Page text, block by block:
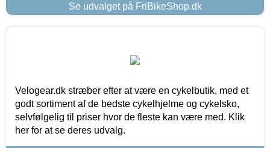
Se udvalget på FriBikeShop.dk
Velogear.dk stræber efter at være en cykelbutik, med et
godt sortiment af de bedste cykelhjelme og cykelsko,
selvfølgelig til priser hvor de fleste kan være med. Klik
her for at se deres udvalg.